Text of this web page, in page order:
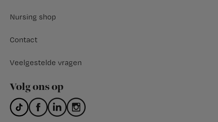
Nursing shop
Contact
Veelgestelde vragen
Volg ons op